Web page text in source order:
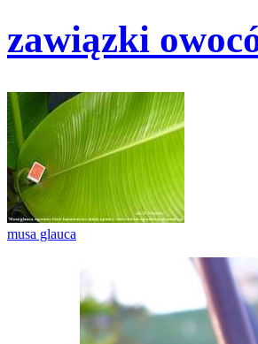
zawiązki
musa glauca